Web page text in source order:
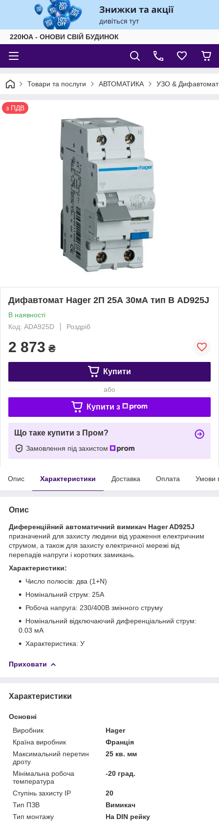
220ЮА - ОНОВИ СВІЙ БУДИНОК
Товари та послуги АВТОМАТИКА УЗО &
з ПДВ
Дифавтомат Hager 2П 25А 30мА тип В AD925J
В наявності
Код: ADA925D
Роздріб
2 873 ₴
Купити
або
Купити з
Що таке купити з Пром?
Замовлення під захистом
Опис Характеристики Доставка Оплата Умови
Опис
Диференційний автоматичний вимикач Hager AD925J
призначений для захисту людини від ураження електричним
струмом, а також для захисту електричної мережі від
перепадів напруги і коротких замикань.
Характеристики:
Число полюсів: два (1+N)
Номінальний струм: 25А
Робоча напруга: 230/400В змінного струму
Номінальний відключаючий диференціальний струм:
0.03 мА
Характеристика: У
Приховати
Характеристики
Основні
Виробник
Hager
Країна виробник
Франція
Максимальний перетин
дроту
25 кв. мм
Мінімальна робоча
температура
-20 град.
Ступінь захисту IP
20
Тип ПЗВ
Вимикач
Тип монтажу
На DIN рейку